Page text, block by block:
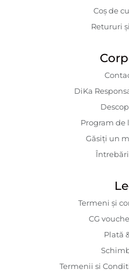
Coș de
Retururi
DiKa
Program de
Găsiți un
Termeni și
CG
Plată
Termenii si